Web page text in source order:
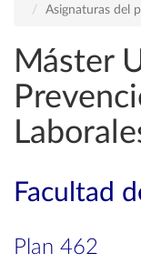
Asignaturas del
Máster
Facultad
Plan 462